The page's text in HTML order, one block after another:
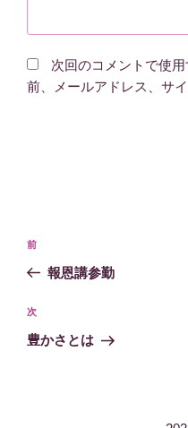
次回のコメントで使
前、メールアドレス、サイ
投
ビ
ゲ
過
去
投
稿
前
報恩講参勤
次
の
次
豊かさとは